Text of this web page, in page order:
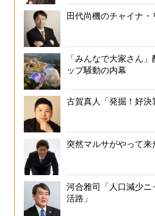
Meta社のVRデバイ
田代尚機のチャイナ・
「みんなで大家さん」
ップ騒動の内幕
古賀真人「発掘！好決
突然マルサがやって来
河合雅司「人口減少ニ
活路」